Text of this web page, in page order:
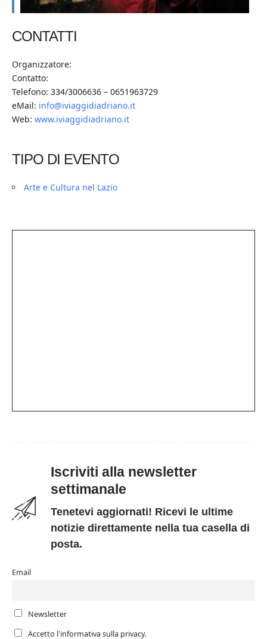
CONTATTI
Organizzatore:
Contatto:
Telefono: 334/3006636 – 0651963729
eMail: info@iviaggidiadriano.it
Web: www.iviaggidiadriano.it
TIPO DI EVENTO
Arte e Cultura nel Lazio
Iscriviti alla newsletter
settimanale
Tenetevi aggiornati! Ricevi le ultime
notizie direttamente nella tua casella di
posta.
Email
Newsletter
Accetto l'informativa sulla privacy.